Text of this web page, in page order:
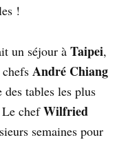
!
un séjour à Taipei,
chefs André Chiang
tables les plus
chefWilfried
semaines pour